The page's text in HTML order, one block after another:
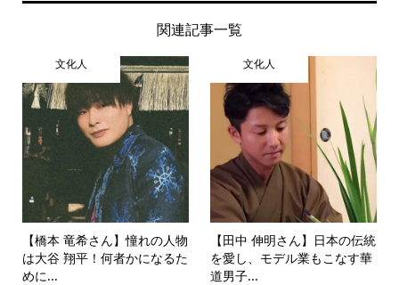
関連記事一覧
文化人
【橋本 竜希さん】憧れの人物
は大谷 翔平！何者かになるた
めに...
文化人
【田中 伸明さん】日本の伝統
を愛し、モデル業もこなす華
道男子...